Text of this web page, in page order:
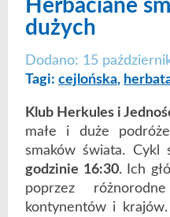
Herbaciane
dużych
Dodano: 15
Tagi: cejlońska,
Klub Herkules i
małe i duże
smaków świata. Cykl
godzinie 16:30. Ich
poprzez
kontynentów i